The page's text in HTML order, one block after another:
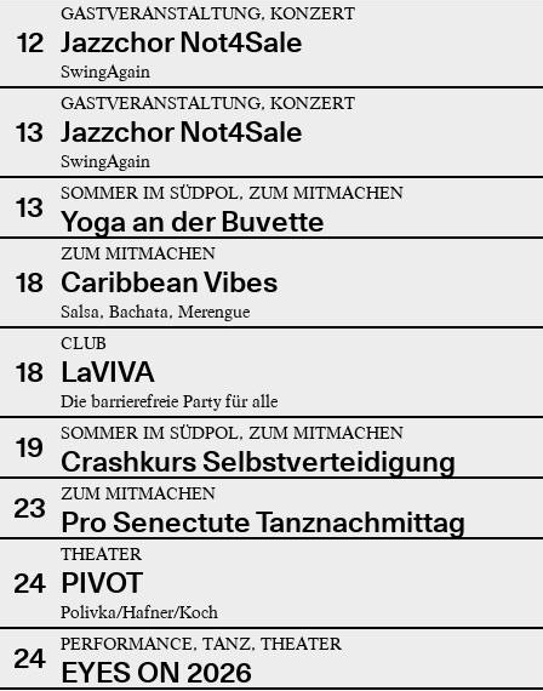
12
GASTVERANSTALTUNG, KONZERT
Jazzchor Not4Sale
SwingAgain
13
GASTVERANSTALTUNG, KONZERT
Jazzchor Not4Sale
SwingAgain
13 SOMMER IM SÜDPOL, ZUM MITMACHEN
Yoga an der Buvette
18
ZUM MITMACHEN
Caribbean Vibes
Salsa, Bachata, Merengue
18
CLUB
LaVIVA
Die barrierefreie Party für alle
19 SOMMER IM SÜDPOL, ZUM MITMACHEN
Crashkurs Selbstverteidigung
23
ZUM MITMACHEN
Pro Senectute Tanznachmittag
24
THEATER
PIVOT
Polivka/Hafner/Koch
24 PERFORMANCE, TANZ, THEATER
EYES ON 2026